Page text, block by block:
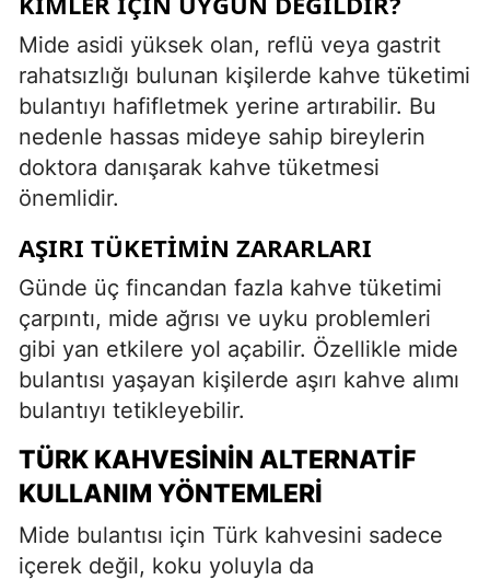
Mide asidi yüksek olan, reflü veya gastrit
rahatsızlığı bulunan kişilerde kahve tüketimi
bulantıyı hafifletmek yerine artırabilir. Bu
nedenle hassas mideye sahip bireylerin
doktora danışarak kahve tüketmesi
önemlidir.
AŞIRI TÜKETIMIN ZARARLARI
Günde üç fincandan fazla kahve tüketimi
çarpıntı, mide ağrısı ve uyku problemleri
gibi yan etkilere yol açabilir. Özellikle mide
bulantısı yaşayan kişilerde aşırı kahve alımı
bulantıyı tetikleyebilir.
TÜRK KAHVESININ ALTERNATIF
KULLANIM YÖNTEMLERI
Mide bulantısı için Türk kahvesini sadece
içerek değil, koku yoluyla da